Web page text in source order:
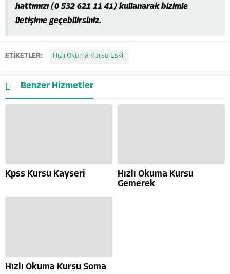
hattımızı (0 532 621 11 41) kullanarak bizimle
iletişime geçebilirsiniz.
ETİKETLER: Hızlı Okuma Kursu Eskil
Benzer Hizmetler
Kpss Kursu Kayseri
Hızlı Okuma Kursu
Gemerek
Hızlı Okuma Kursu Soma